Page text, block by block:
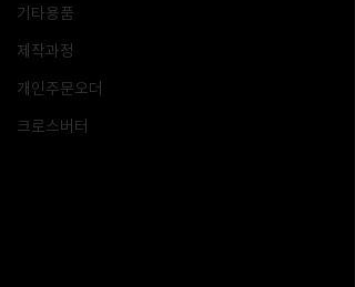
기타용품
제작과정
개인주문오더
크로스버터